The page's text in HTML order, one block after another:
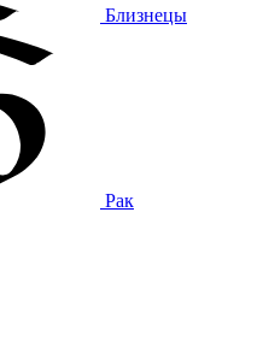
Близнецы
Рак